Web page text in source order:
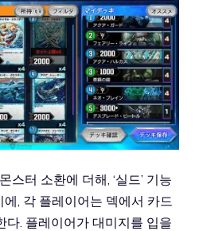
스터 소환에 더해, ‘실드’ 기능
, 각 플레이어는 덱에서 카드
다. 플레이어가 대미지를 입을